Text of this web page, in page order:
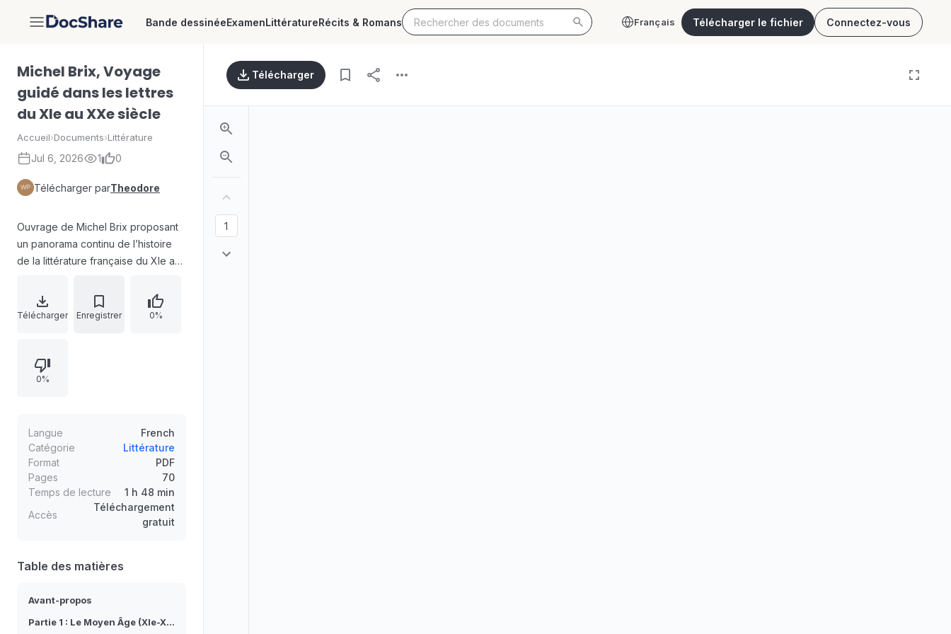
DocShare Bande dessinéeExamenLittératureRécits & Romans Français Télécharger le fichier Connectez-vous
Michel Brix, Voyage
guidé dans les lettres
du XIe au XXe siècle
Accueil›Documents›Littérature
Jul 6, 2026 1 0
Télécharger parTheodore
Ouvrage de Michel Brix proposant
un panorama continu de l’histoire
de la littérature française du XIe au
périodes (Moyen Âge,
Renaissance, baroque et
vise une lecture globale et
pédagogique plutôt qu’un
évolutions, les filiations et les
influences, en mettant en évidence
les notions et les étiquettes propres
à chaque époque ainsi que les
interactions européennes qui
façonnent la production nationale.
Télécharger Enregistrer 0%
0%
Langue
French
Catégorie
Littérature
Format
PDF
Pages
70
Temps de lecture
1 h 48 min
Accès
Téléchargement
gratuit
Table des matières
Avant-propos
Partie 1 : Le Moyen Âge (XIe-XVe siècles)
Télécharger